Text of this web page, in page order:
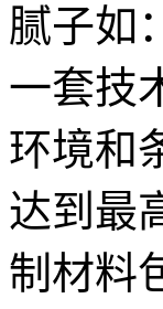
腻子如
一套技
环境和
达到最
制材料